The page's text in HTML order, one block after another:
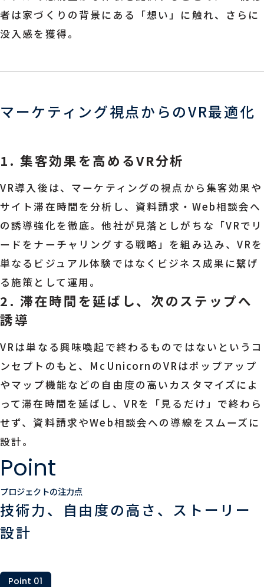
者は家づくりの背景にある「想い」に触れ、さらに
没入感を獲得。
マーケティング視点からのVR最適化
1. 集客効果を高めるVR分析
VR導入後は、マーケティングの視点から集客効果や
サイト滞在時間を分析し、資料請求・Web相談会へ
の誘導強化を徹底。他社が見落としがちな「VRでリ
ードをナーチャリングする戦略」を組み込み、VRを
単なるビジュアル体験ではなくビジネス成果に繋げ
る施策として運用。
2. 滞在時間を延ばし、次のステップへ
誘導
VRは単なる興味喚起で終わるものではないというコ
ンセプトのもと、McUnicornのVRはポップアップ
やマップ機能などの自由度の高いカスタマイズによ
って滞在時間を延ばし、VRを「見るだけ」で終わら
せず、資料請求やWeb相談会への導線をスムーズに
設計。
Point
プロジェクトの注力点
技術力、自由度の高さ、ストーリー
設計
Point 01